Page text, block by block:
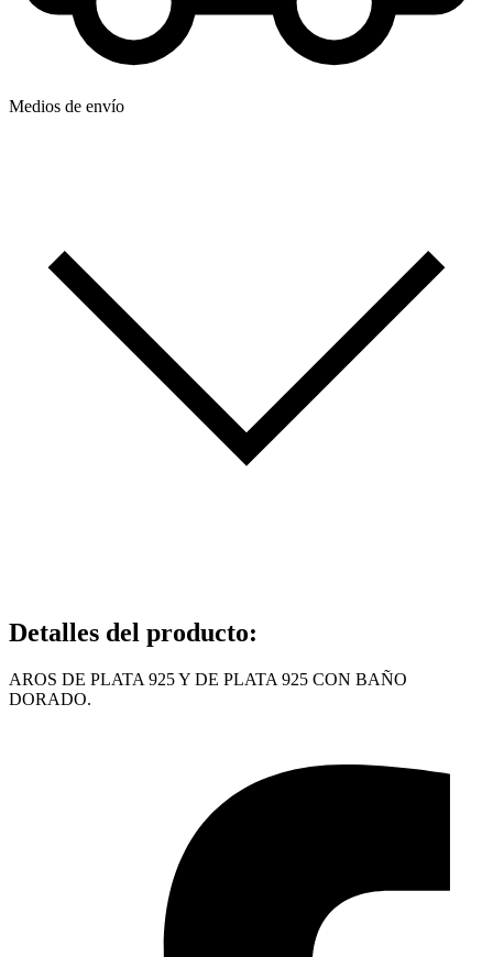
Medios de envío
Detalles del producto:
AROS DE PLATA 925 Y DE PLATA 925 CON BAÑO
DORADO.